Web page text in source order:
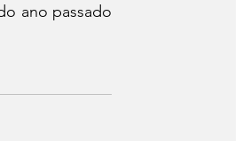
ano passado